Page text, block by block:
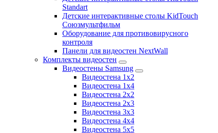
Standart
Детские интерактивные столы KidTouch
Союзмультфильм
Оборудование для противовирусного
контроля
Панели для видеостен NextWall
Комплекты видеостен
Видеостены Samsung
Видеостена 1x2
Видеостена 1x4
Видеостена 2x2
Видеостена 2х3
Видеостена 3x3
Видеостена 4x4
Видеостена 5x5